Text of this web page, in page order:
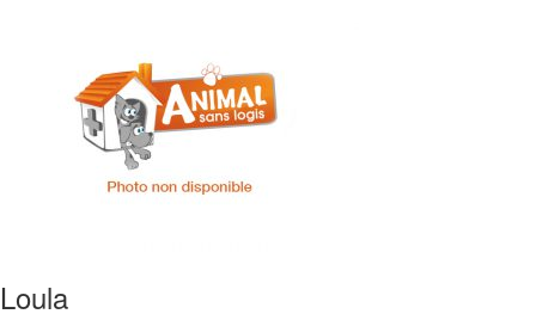
Loula